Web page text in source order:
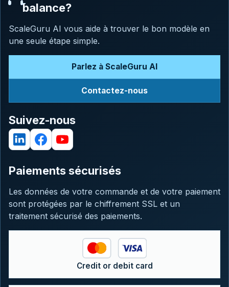
balance?
ScaleGuru AI vous aide à trouver le bon modèle en
une seule étape simple.
Parlez à ScaleGuru AI
Contactez-nous
Suivez-nous
Paiements sécurisés
Les données de votre commande et de votre paiement
sont protégées par le chiffrement SSL et un
traitement sécurisé des paiements.
Credit or debit card